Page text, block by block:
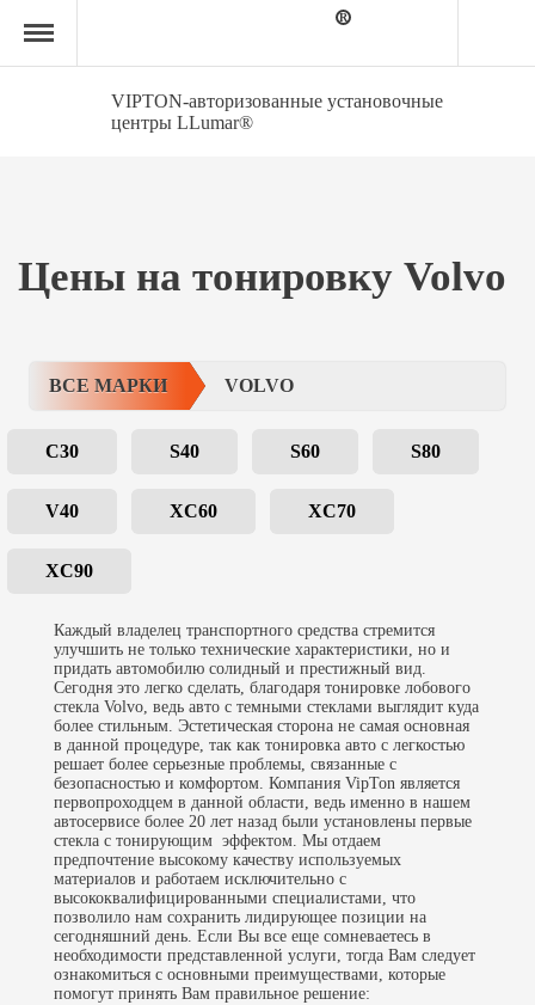
VIPTON-авторизованные установочные
центры LLumar®
страница
Цены на тонировку Volvo
ВСЕ МАРКИ VOLVO
C30 S40 S60 S80
V40 XC60 XC70
XC90
Каждый владелец транспортного средства стремится
улучшить не только технические характеристики, но и
придать автомобилю солидный и престижный вид.
Сегодня это легко сделать, благодаря тонировке лобового
стекла Volvo, ведь авто с темными стеклами выглядит куда
более стильным. Эстетическая сторона не самая основная
в данной процедуре, так как тонировка авто с легкостью
решает более серьезные проблемы, связанные с
безопасностью и комфортом. Компания VipTon является
первопроходцем в данной области, ведь именно в нашем
автосервисе более 20 лет назад были установлены первые
стекла с тонирующим эффектом. Мы отдаем
предпочтение высокому качеству используемых
материалов и работаем исключительно с
высококвалифицированными специалистами, что
позволило нам сохранить лидирующее позиции на
сегодняшний день. Если Вы все еще сомневаетесь в
необходимости представленной услуги, тогда Вам следует
ознакомиться с основными преимуществами, которые
помогут принять Вам правильное решение: